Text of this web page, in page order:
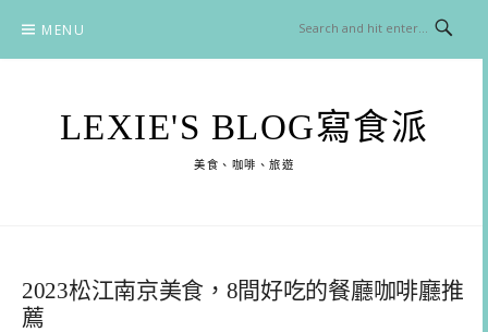
content
MENU
LEXIE'S BLOG寫食派
美食、咖啡、旅遊
2023松江南京美食，8間好吃的餐廳咖啡廳推
薦